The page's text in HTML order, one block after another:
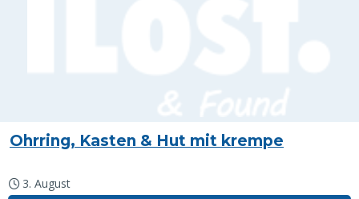
Ohrring, Kasten & Hut mit krempe
3. August